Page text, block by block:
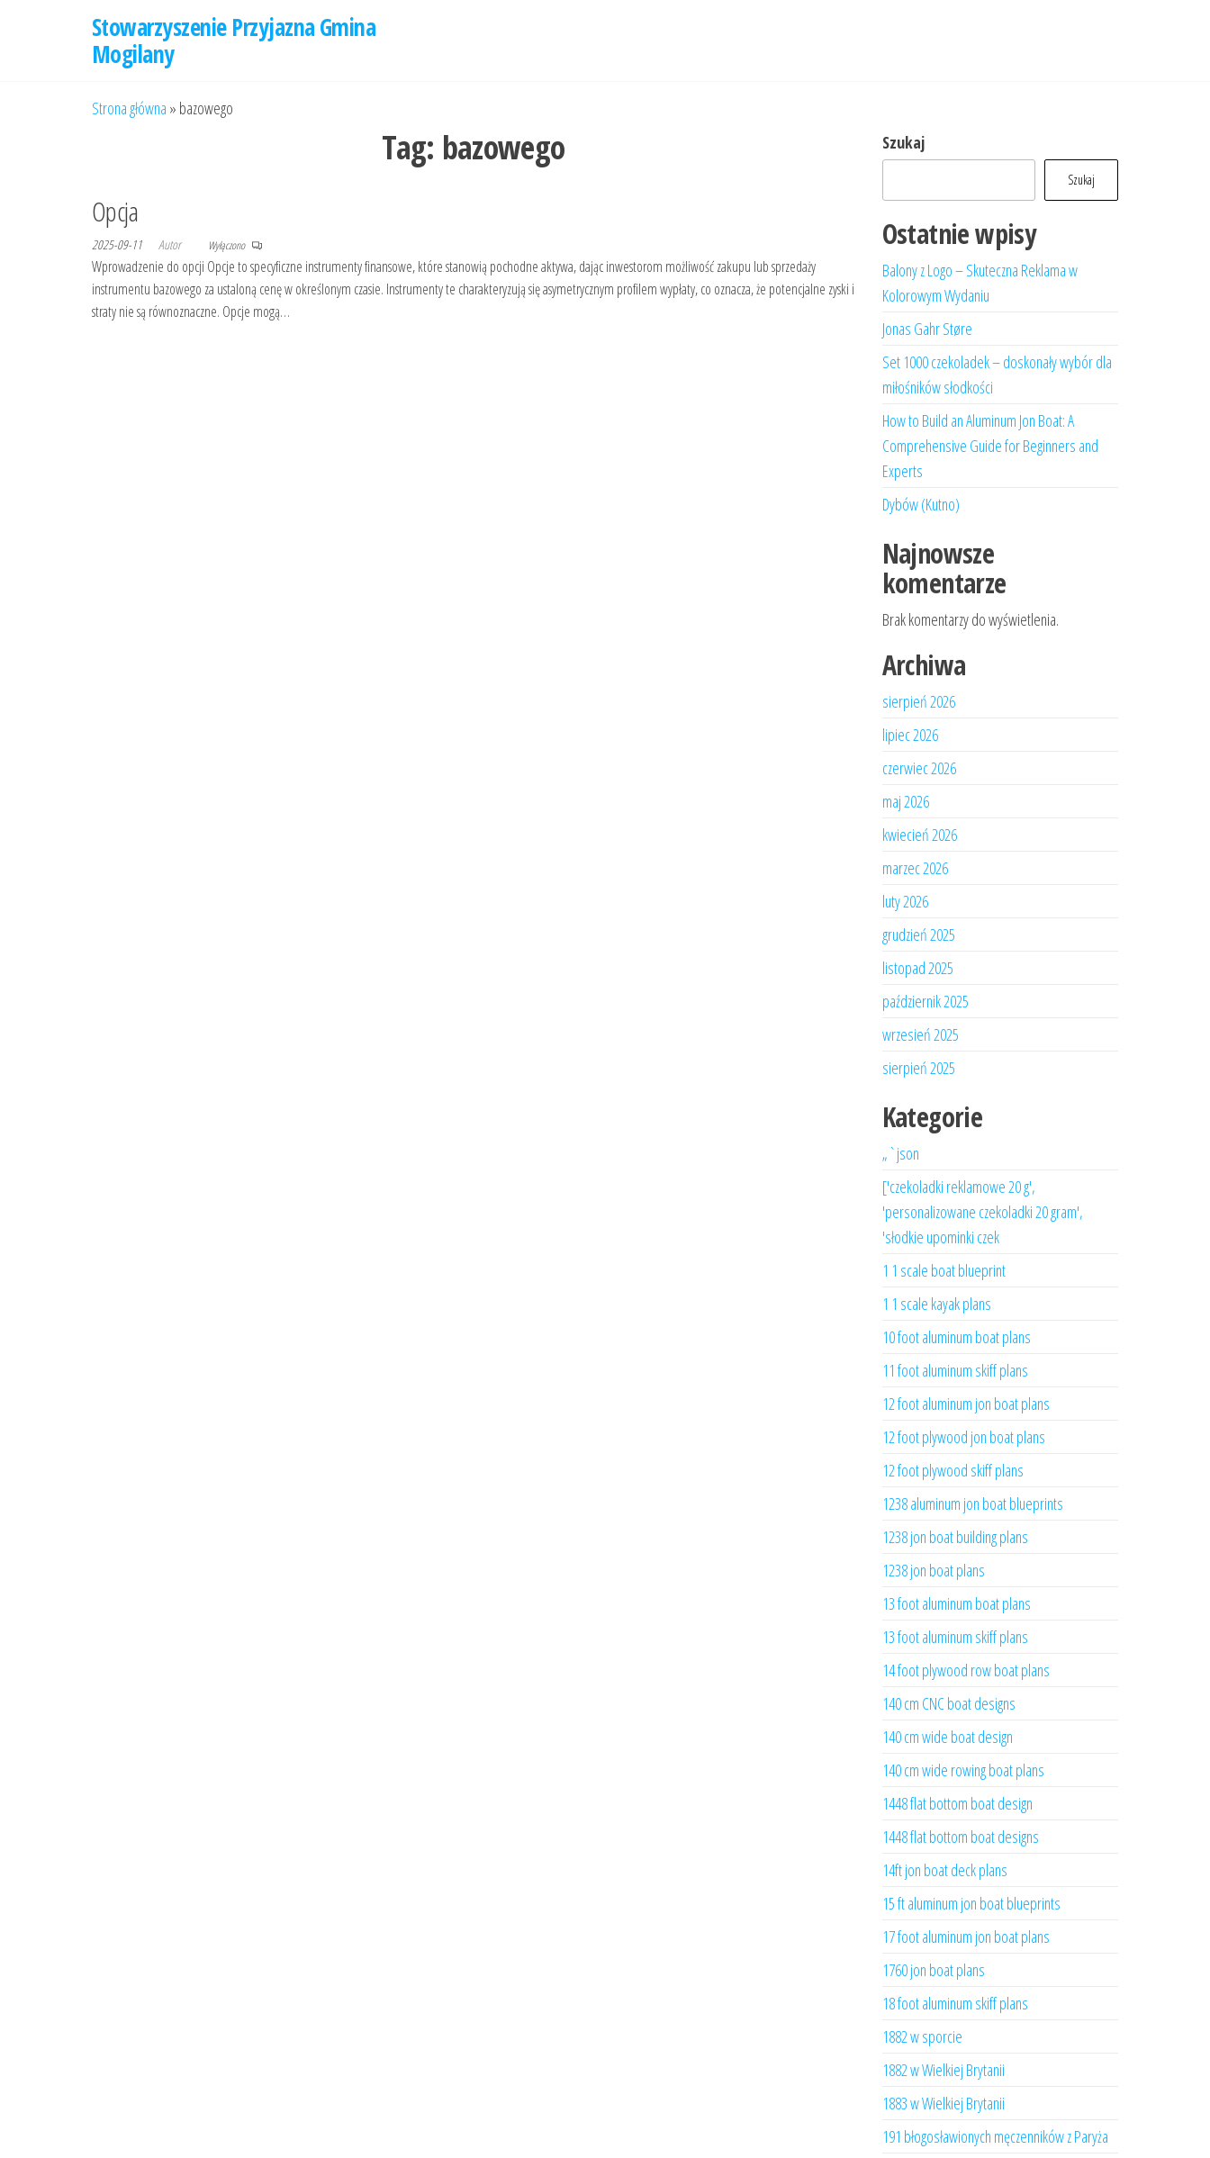
Stowarzyszenie Przyjazna Gmina
Mogilany
Strona główna » bazowego
Tag: bazowego
Opcja
2025-09-11 Autor Wyłączono
Wprowadzenie do opcji Opcje to specyficzne instrumenty finansowe, które stanowią pochodne aktywa, dając inwestorom możliwość zakupu lub sprzedaży
instrumentu bazowego za ustaloną cenę w określonym czasie. Instrumenty te charakteryzują się asymetrycznym profilem wypłaty, co oznacza, że potencjalne zyski i
straty nie są równoznaczne. Opcje mogą…
Szukaj
Szukaj
Ostatnie wpisy
Balony z Logo – Skuteczna Reklama w
Kolorowym Wydaniu
Jonas Gahr Støre
Set 1000 czekoladek – doskonały wybór dla
miłośników słodkości
How to Build an Aluminum Jon Boat: A
Comprehensive Guide for Beginners and
Experts
Dybów (Kutno)
Najnowsze
komentarze
Brak komentarzy do wyświetlenia.
Archiwa
sierpień 2026
lipiec 2026
czerwiec 2026
maj 2026
kwiecień 2026
marzec 2026
luty 2026
grudzień 2025
listopad 2025
październik 2025
wrzesień 2025
sierpień 2025
Kategorie
„`json
['czekoladki reklamowe 20 g',
'personalizowane czekoladki 20 gram',
'słodkie upominki czek
1 1 scale boat blueprint
1 1 scale kayak plans
10 foot aluminum boat plans
11 foot aluminum skiff plans
12 foot aluminum jon boat plans
12 foot plywood jon boat plans
12 foot plywood skiff plans
1238 aluminum jon boat blueprints
1238 jon boat building plans
1238 jon boat plans
13 foot aluminum boat plans
13 foot aluminum skiff plans
14 foot plywood row boat plans
140 cm CNC boat designs
140 cm wide boat design
140 cm wide rowing boat plans
1448 flat bottom boat design
1448 flat bottom boat designs
14ft jon boat deck plans
15 ft aluminum jon boat blueprints
17 foot aluminum jon boat plans
1760 jon boat plans
18 foot aluminum skiff plans
1882 w sporcie
1882 w Wielkiej Brytanii
1883 w Wielkiej Brytanii
191 błogosławionych męczenników z Paryża